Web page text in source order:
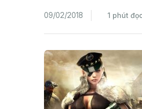
09/02/2018 1 phút